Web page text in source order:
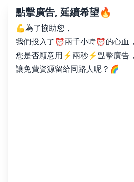
點擊廣告, 延續希望🔥
💪為了協助您，
我們投入了⏰兩千小時⏰的心血，
您是否願意用⚡️兩秒⚡️點擊廣告，
讓免費資源留給同路人呢？🌈